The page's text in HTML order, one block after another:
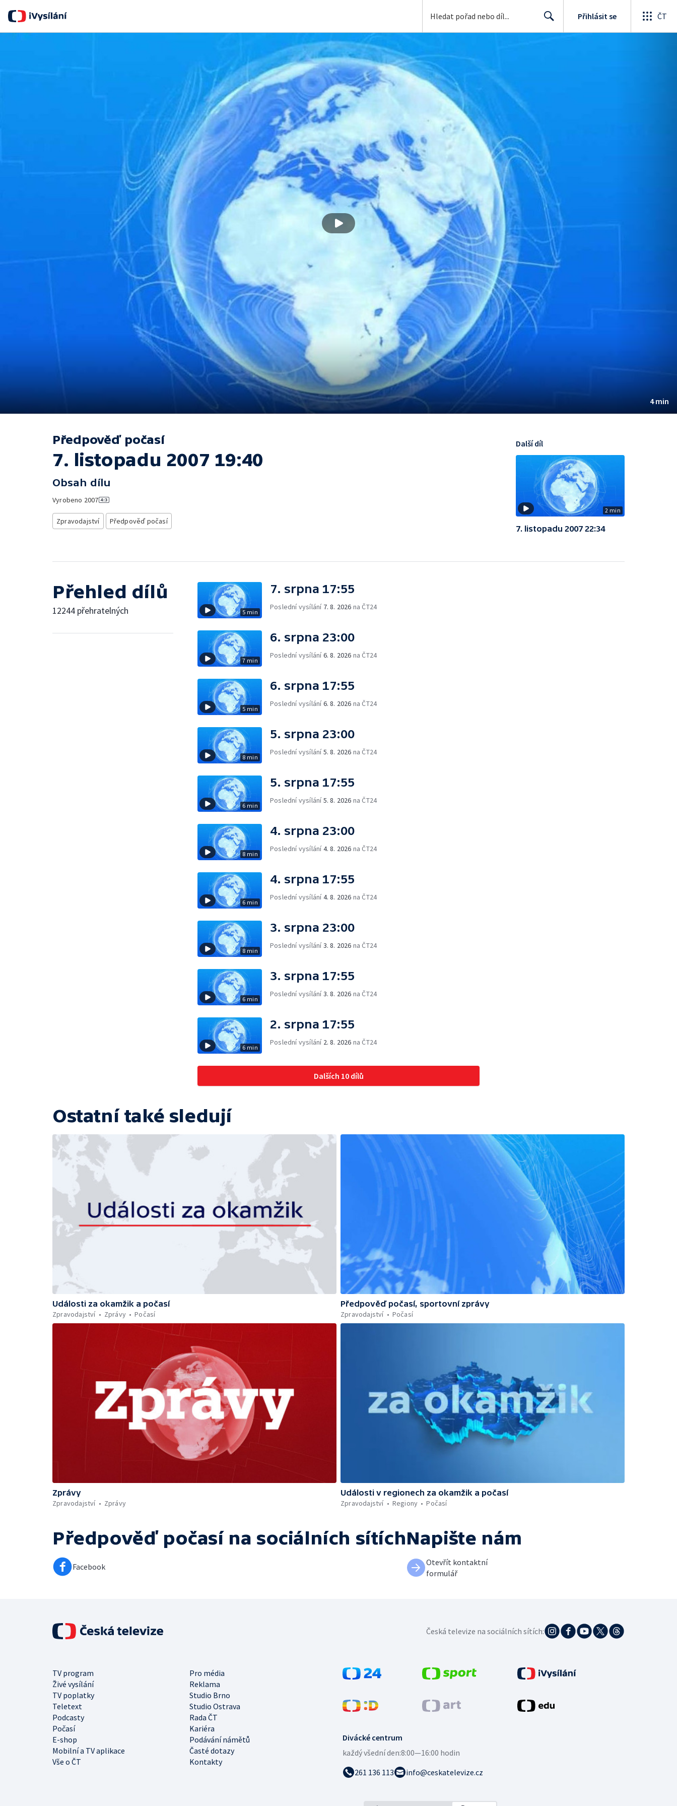
Přihlásit se ČT
4 min
Předpověď počasí
7. listopadu 2007 19:40
Obsah dílu
Vyrobeno 2007
Zpravodajství Předpověď počasí
2 min
Další díl
7. listopadu 2007 22:34
Přehled dílů
12244 přehratelných 5 min
7. srpna 17:55
Poslední vysílání 7. 8. 2026 na ČT24
7 min
6. srpna 23:00
Poslední vysílání6. 8. 2026 na ČT24
5 min
6. srpna 17:55
Poslední vysílání6. 8. 2026 na ČT24
8 min
5. srpna 23:00
Poslední vysílání5. 8. 2026 na ČT24
6 min
5. srpna 17:55
Poslední vysílání5. 8. 2026 na ČT24
8 min
4. srpna 23:00
Poslední vysílání4. 8. 2026 na ČT24
6 min
4. srpna 17:55
Poslední vysílání4. 8. 2026 na ČT24
8 min
3. srpna 23:00
Poslední vysílání3. 8. 2026 na ČT24
6 min
3. srpna 17:55
Poslední vysílání3. 8. 2026 na ČT24
6 min
2. srpna 17:55
Poslední vysílání 2. 8. 2026 na ČT24
Dalších 10 dílů
Ostatní také sledují
Události za okamžik a počasí
Zpravodajství
Zprávy Počasí
Předpověď počasí, sportovní zprávy
Zpravodajství
Počasí
Zprávy
Zpravodajství
Zprávy
Události v regionech za okamžik a počasí
Zpravodajství
Regiony Počasí
Předpověď počasí na sociálních sítích
Facebook
Napište nám
Otevřít kontaktní
formulář
Divácké centrum
každý všední den:8:00—16:00 hodin
261 136 113
info@ceskatelevize.cz
TV program
Pro média
Živé vysílání
Reklama
TV poplatky
Studio Brno
Teletext
Studio Ostrava
Podcasty
Rada ČT
Počasí
Kariéra
E-shop
Podávání námětů
Mobilní a TV aplikace
Časté dotazy
Vše o ČT
Kontakty
Česká televize na sociálních sítích: